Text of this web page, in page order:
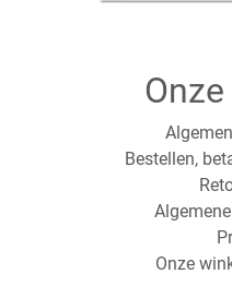
Bestellen,
Onze